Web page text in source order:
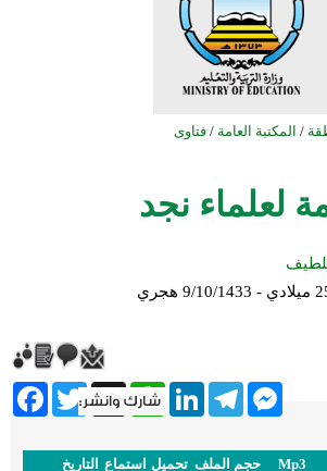
/ المكتبة العامة / فتاوى
لعلماء نجد
Twitter X
WhatsAppLinkedInTelegram
Messenger
Mp3 حجم الملف تحميل استماع التاريخ